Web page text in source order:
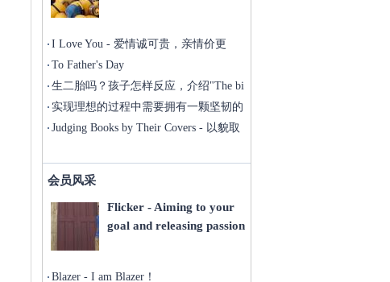
I Love You - 爱情诚可贵，亲情价更
高！
To Father's Day
生二胎吗？孩子怎样反应，介绍"The bi
实现理想的过程中需要拥有一颗坚韧的
心
Judging Books by Their Covers - 以貌取
会员风采
Flicker - Aiming to your
goal and releasing passion
Blazer - I am Blazer！